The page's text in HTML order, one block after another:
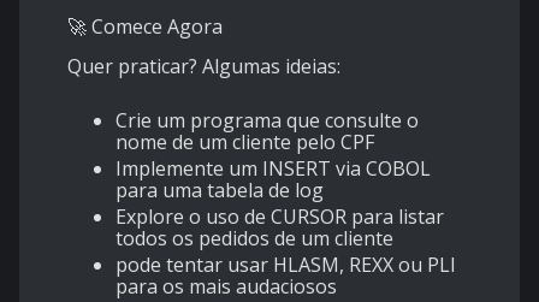
🚀 Comece Agora
Quer praticar? Algumas ideias:
Crie um programa que consulte o
nome de um cliente pelo CPF
Implemente um INSERT via COBOL
para uma tabela de log
Explore o uso de CURSOR para listar
todos os pedidos de um cliente
pode tentar usar HLASM, REXX ou PLI
para os mais audaciosos